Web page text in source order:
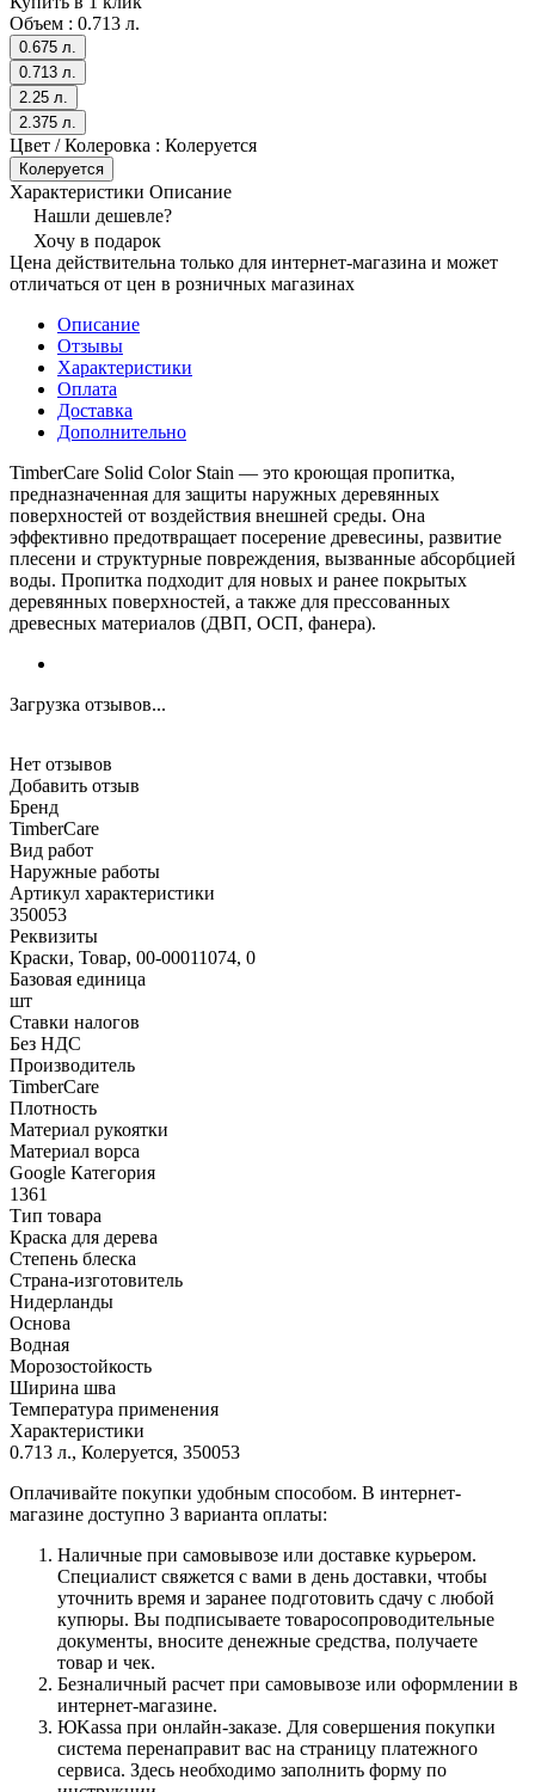
Объем : 0.713 л.
0.675 л.
0.713 л.
2.25 л.
2.375 л.
Цвет / Колеровка : Колеруется
Колеруется
Характеристики Описание
Нашли дешевле?
Хочу в подарок
Цена действительна только для интернет-магазина и может
отличаться от цен в розничных магазинах
Описание
Отзывы
Характеристики
Оплата
Доставка
Дополнительно
TimberCare Solid Color Stain — это кроющая пропитка,
предназначенная для защиты наружных деревянных
поверхностей от воздействия внешней среды. Она
эффективно предотвращает посерение древесины, развитие
плесени и структурные повреждения, вызванные абсорбцией
воды. Пропитка подходит для новых и ранее покрытых
деревянных поверхностей, а также для прессованных
древесных материалов (ДВП, ОСП, фанера).
Загрузка отзывов...
Нет отзывов
Добавить отзыв
Бренд
TimberCare
Вид работ
Наружные работы
Артикул характеристики
350053
Реквизиты
Краски, Товар, 00-00011074, 0
Базовая единица
шт
Ставки налогов
Без НДС
Производитель
TimberCare
Плотность
Материал рукоятки
Материал ворса
Google Категория
1361
Тип товара
Краска для дерева
Степень блеска
Страна-изготовитель
Нидерланды
Основа
Водная
Морозостойкость
Ширина шва
Температура применения
Характеристики
0.713 л., Колеруется, 350053
Оплачивайте покупки удобным способом. В интернет-
магазине доступно 3 варианта оплаты:
Наличные при самовывозе или доставке курьером.
Специалист свяжется с вами в день доставки, чтобы
уточнить время и заранее подготовить сдачу с любой
купюры. Вы подписываете товаросопроводительные
документы, вносите денежные средства, получаете
товар и чек.
Безналичный расчет при самовывозе или оформлении в
интернет-магазине.
ЮKassa при онлайн-заказе. Для совершения покупки
система перенаправит вас на страницу платежного
сервиса. Здесь необходимо заполнить форму по